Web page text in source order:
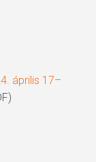
április 17–